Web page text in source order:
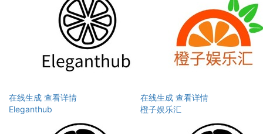
在线生成 查看详情
Eleganthub
在线生成 查看详情
橙子娱乐汇